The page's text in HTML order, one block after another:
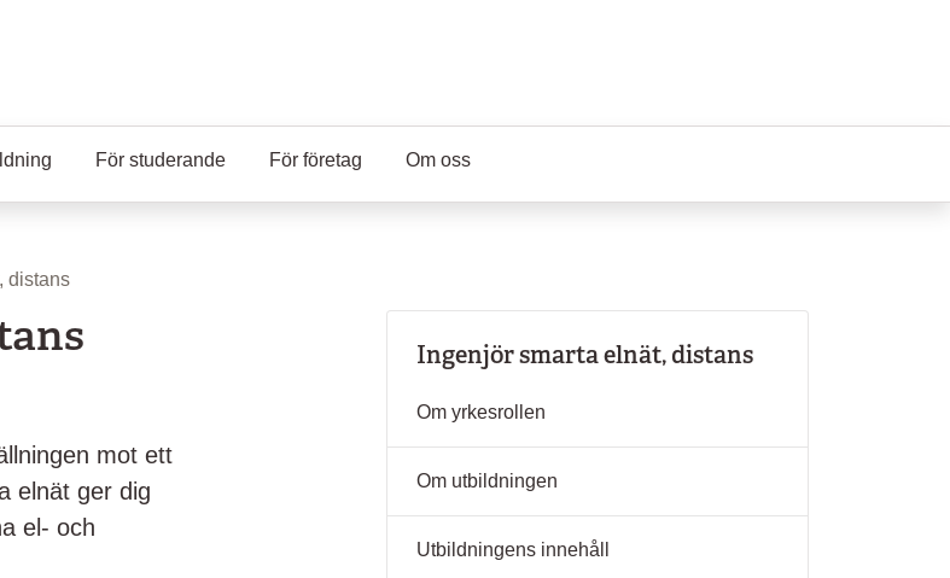
För studerande För företag Om oss
distans
mot ett
elnät ger dig
el- och
Ingenjör smarta elnät, distans
Om yrkesrollen
Om utbildningen
Utbildningens innehåll